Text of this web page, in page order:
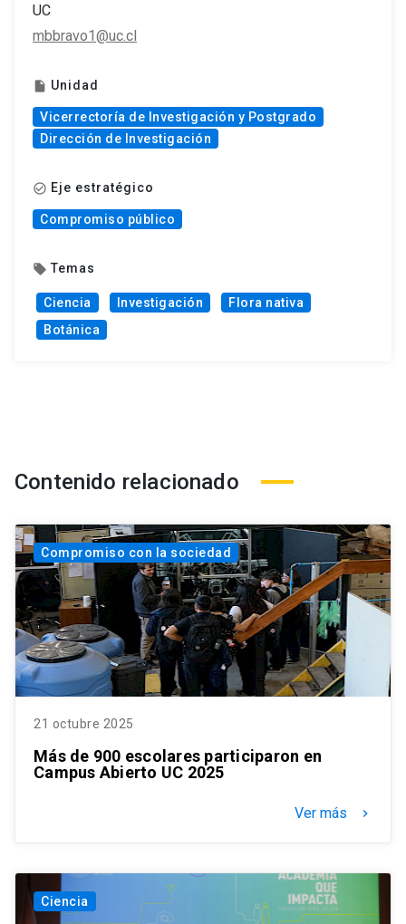
UC
mbbravo1@uc.cl
insert_drive_file Unidad
Vicerrectoría de Investigación y Postgrado
Dirección de Investigación
check_circle_outline Eje estratégico
Compromiso público
local_offer Temas
Ciencia Investigación
Flora nativa
Botánica
Contenido relacionado
Compromiso con la sociedad
21 octubre 2025
Más de 900 escolares participaron en
Campus Abierto UC 2025
Ver más keyboard_arrow_right
Ciencia